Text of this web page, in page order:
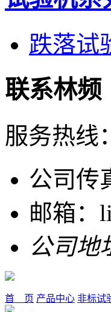
跌落试
联系林频
服务热线：
公司传
邮箱：
公司地
首 页 产品中心 非标试